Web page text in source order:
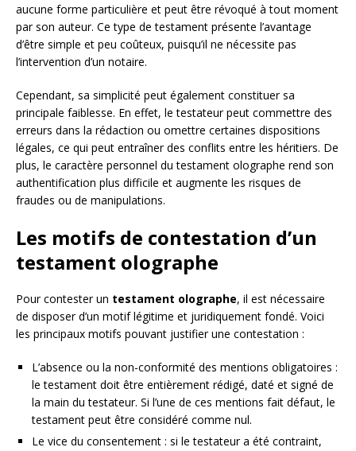
aucune forme particulière et peut être révoqué à tout moment
par son auteur. Ce type de testament présente l’avantage
d’être simple et peu coûteux, puisqu’il ne nécessite pas
l’intervention d’un notaire.
Cependant, sa simplicité peut également constituer sa
principale faiblesse. En effet, le testateur peut commettre des
erreurs dans la rédaction ou omettre certaines dispositions
légales, ce qui peut entraîner des conflits entre les héritiers. De
plus, le caractère personnel du testament olographe rend son
authentification plus difficile et augmente les risques de
fraudes ou de manipulations.
Les motifs de contestation d’un
testament olographe
Pour contester un testament olographe, il est nécessaire
de disposer d’un motif légitime et juridiquement fondé. Voici
les principaux motifs pouvant justifier une contestation :
L’absence ou la non-conformité des mentions obligatoires :
le testament doit être entièrement rédigé, daté et signé de
la main du testateur. Si l’une de ces mentions fait défaut, le
testament peut être considéré comme nul.
Le vice du consentement : si le testateur a été contraint,